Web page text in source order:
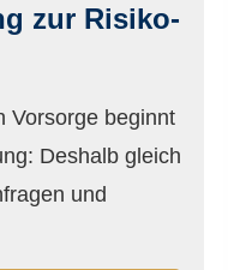
zur Risiko­
Vorsorge beginnt
Deshalb gleich
und